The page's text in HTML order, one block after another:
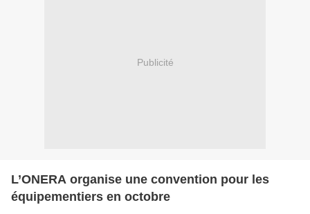
Publicité
L’ONERA organise une convention pour les
équipementiers en octobre